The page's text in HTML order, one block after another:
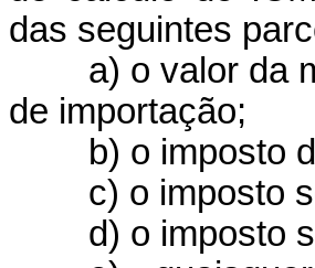
das seguintes
a) o valor da
de importação;
b) o imposto
c) o imposto
d) o imposto